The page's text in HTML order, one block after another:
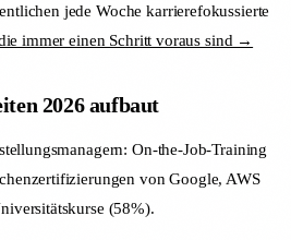
jede Woche karrierefokussierte
immer einen Schritt voraus sind →
2026 aufbaut
On-the-Job-Training
von Google, AWS
(58%).